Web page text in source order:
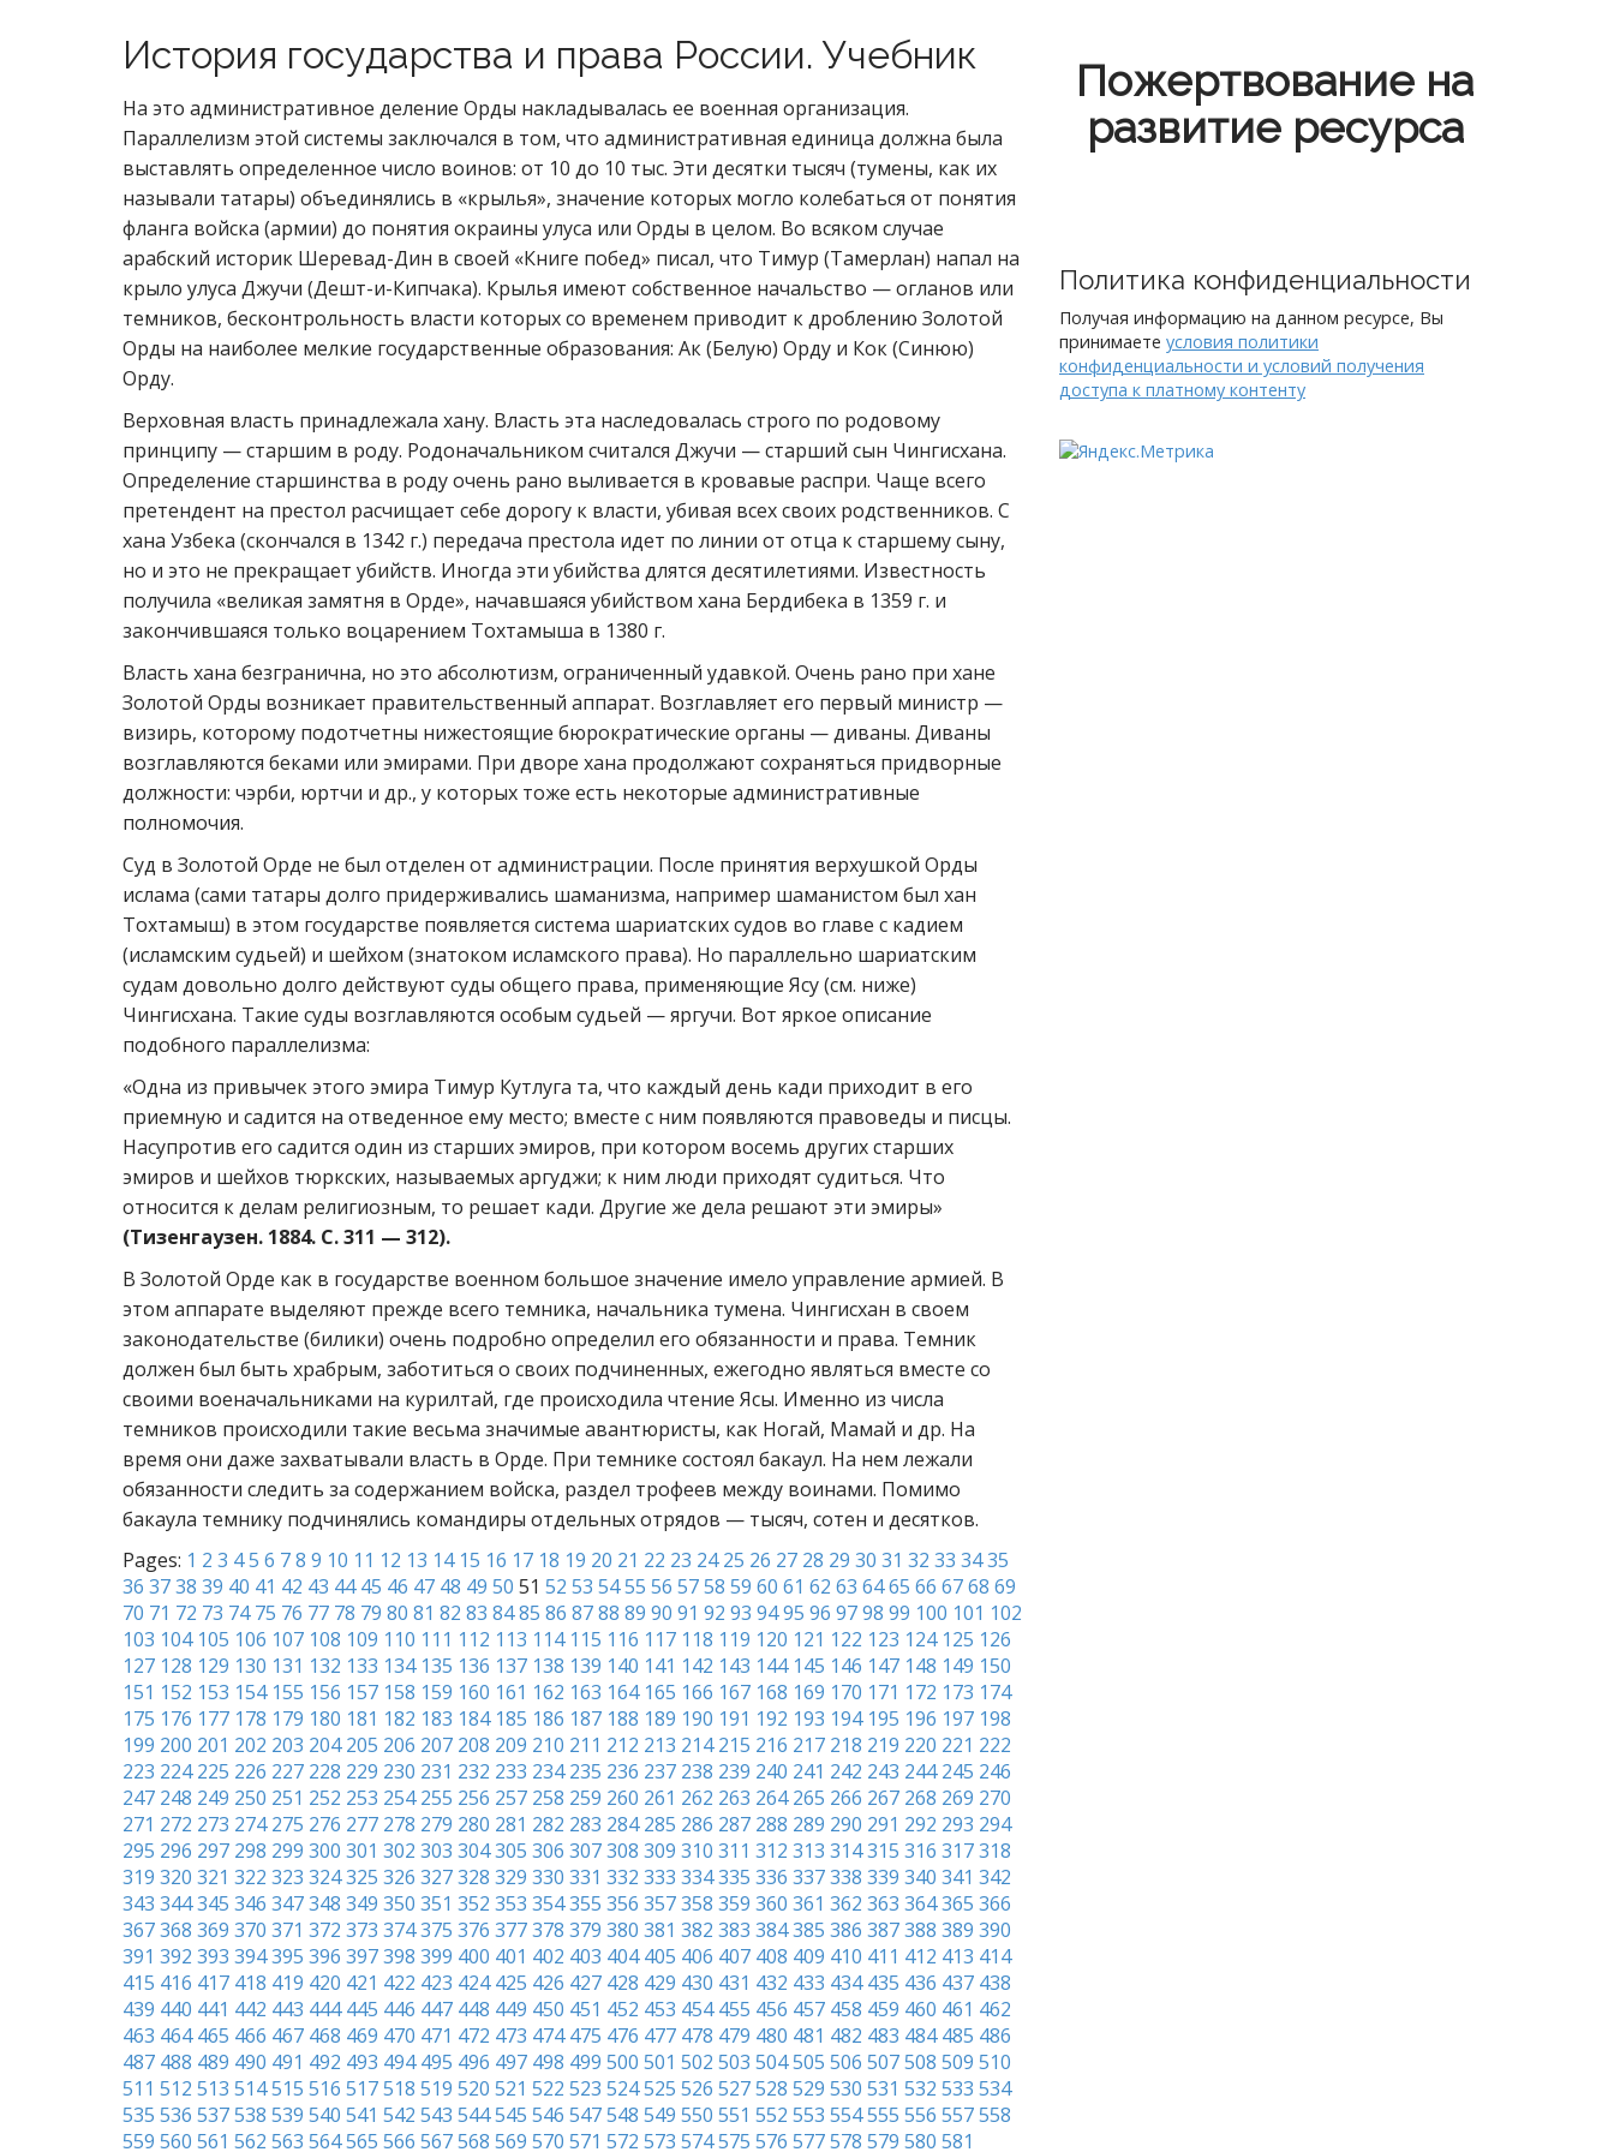
История государства и права России. Учебник
На это административное деление Орды накладывалась ее военная организация.
Параллелизм этой системы заключался в том, что административная единица должна была
выставлять определенное число воинов: от 10 до 10 тыс. Эти десятки тысяч (тумены, как их
называли татары) объединялись в «крылья», значение которых могло колебаться от понятия
фланга войска (армии) до понятия окраины улуса или Орды в целом. Во всяком случае
арабский историк Шеревад-Дин в своей «Книге побед» писал, что Тимур (Тамерлан) напал на
крыло улуса Джучи (Дешт-и-Кипчака). Крылья имеют собственное начальство — огланов или
темников, бесконтрольность власти которых со временем приводит к дроблению Золотой
Орды на наиболее мелкие государственные образования: Ак (Белую) Орду и Кок (Синюю)
Орду.
Верховная власть принадлежала хану. Власть эта наследовалась строго по родовому
принципу — старшим в роду. Родоначальником считался Джучи — старший сын Чингисхана.
Определение старшинства в роду очень рано выливается в кровавые распри. Чаще всего
претендент на престол расчищает себе дорогу к власти, убивая всех своих родственников. С
хана Узбека (скончался в 1342 г.) передача престола идет по линии от отца к старшему сыну,
но и это не прекращает убийств. Иногда эти убийства длятся десятилетиями. Известность
получила «великая замятня в Орде», начавшаяся убийством хана Бердибека в 1359 г. и
закончившаяся только воцарением Тохтамыша в 1380 г.
Власть хана безгранична, но это абсолютизм, ограниченный удавкой. Очень рано при хане
Золотой Орды возникает правительственный аппарат. Возглавляет его первый министр —
визирь, которому подотчетны нижестоящие бюрократические органы — диваны. Диваны
возглавляются беками или эмирами. При дворе хана продолжают сохраняться придворные
должности: чэрби, юртчи и др., у которых тоже есть некоторые административные
полномочия.
Суд в Золотой Орде не был отделен от администрации. После принятия верхушкой Орды
ислама (сами татары долго придерживались шаманизма, например шаманистом был хан
Тохтамыш) в этом государстве появляется система шариатских судов во главе с кадием
(исламским судьей) и шейхом (знатоком исламского права). Но параллельно шариатским
судам довольно долго действуют суды общего права, применяющие Ясу (см. ниже)
Чингисхана. Такие суды возглавляются особым судьей — яргучи. Вот яркое описание
подобного параллелизма:
«Одна из привычек этого эмира Тимур Кутлуга та, что каждый день кади приходит в его
приемную и садится на отведенное ему место; вместе с ним появляются правоведы и писцы.
Насупротив его садится один из старших эмиров, при котором восемь других старших
эмиров и шейхов тюркских, называемых аргуджи; к ним люди приходят судиться. Что
относится к делам религиозным, то решает кади. Другие же дела решают эти эмиры»
(Тизенгаузен. 1884. С. 311 — 312).
В Золотой Орде как в государстве военном большое значение имело управление армией. В
этом аппарате выделяют прежде всего темника, начальника тумена. Чингисхан в своем
законодательстве (билики) очень подробно определил его обязанности и права. Темник
должен был быть храбрым, заботиться о своих подчиненных, ежегодно являться вместе со
своими военачальниками на курилтай, где происходила чтение Ясы. Именно из числа
темников происходили такие весьма значимые авантюристы, как Ногай, Мамай и др. На
время они даже захватывали власть в Орде. При темнике состоял бакаул. На нем лежали
обязанности следить за содержанием войска, раздел трофеев между воинами. Помимо
бакаула темнику подчинялись командиры отдельных отрядов — тысяч, сотен и десятков.
Pages: 1 2 3 45 6 78 9 10 11 12 13 14 15 16 17 18 19 20 21 22 23 24 25 26 27 28 29 30 31 32 33 3435
36 3738 39 40 41 42 43 44 45 46 47 48 49 50 51 52 53 5455 56 5758 59 60 61 62 63 6465 66 6768 69
70 71 72 73 74 75 76 77 78 79 80 81 82 83 8485 86 8788 89 90 91 92 93 9495 96 9798 99 100 101 102
103 104 105 106 107 108 109 110 111 112 113 114 115 116 117 118 119 120 121 122 123 124 125 126
127 128 129 130 131 132 133 134 135 136 137 138 139 140 141 142 143 144 145 146 147 148 149 150
151 152 153 154 155 156 157 158 159 160 161 162 163 164 165 166 167 168 169 170 171 172 173 174
175 176 177 178 179 180 181 182 183 184 185 186 187 188 189 190 191 192 193 194 195 196 197 198
199 200 201 202 203 204 205 206 207 208 209 210 211 212 213 214 215 216 217 218 219 220 221 222
223 224 225 226 227 228 229 230 231 232 233 234 235 236 237 238 239 240 241 242 243 244 245 246
247 248 249 250 251 252 253 254 255 256 257 258 259 260 261 262 263 264 265 266 267 268 269 270
271 272 273 274 275 276 277 278 279 280 281 282 283 284 285 286 287 288 289 290 291 292 293 294
295 296 297 298 299 300 301 302 303 304305 306 307308 309 310 311 312 313 314315 316 317318
319 320 321 322 323 324325 326 327328 329 330 331 332 333 334335 336 337338 339 340 341 342
343 344345 346 347348 349 350 351 352 353 354355 356 357358 359 360 361 362 363 364365 366
367368 369 370 371 372 373 374375 376 377378 379 380 381 382 383 384385 386 387388 389 390
391 392 393 394395 396 397398 399 400 401 402 403 404 405 406 407 408 409 410 411 412 413 414
415 416 417 418 419 420 421 422 423 424 425 426 427 428 429 430 431 432 433 434 435 436 437 438
439 440 441 442 443 444 445 446 447 448 449 450 451 452 453 454 455 456 457 458 459 460 461 462
463 464 465 466 467 468 469 470 471 472 473 474 475 476 477 478 479 480 481 482 483 484 485 486
487 488 489 490 491 492 493 494 495 496 497 498 499 500 501 502 503 504505 506 507508 509 510
511 512 513 514515 516 517518 519 520 521 522 523 524525 526 527528 529 530 531 532 533 534
535 536 537538 539 540 541 542 543 544545 546 547548 549 550 551 552 553 554555 556 557558
559 560 561 562 563 564565 566 567568 569 570 571 572 573 574575 576 577578 579 580 581
Пожертвование на
развитие ресурса
Политика конфиденциальности
Получая информацию на данном ресурсе, Вы
принимаете условия политики
конфиденциальности и условий получения
доступа к платному контенту